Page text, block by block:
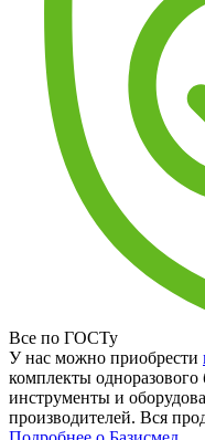
Все по ГОСТу
У нас можно приобрести
комплекты
инструменты и
производителей. Вся